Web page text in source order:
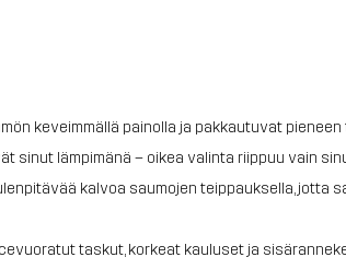
keveimmällä painolla ja pakkautuvat
sinut lämpimänä – oikea valinta riippuu vain
kalvoa saumojen teippauksella, jotta
taskut, korkeat kauluset ja